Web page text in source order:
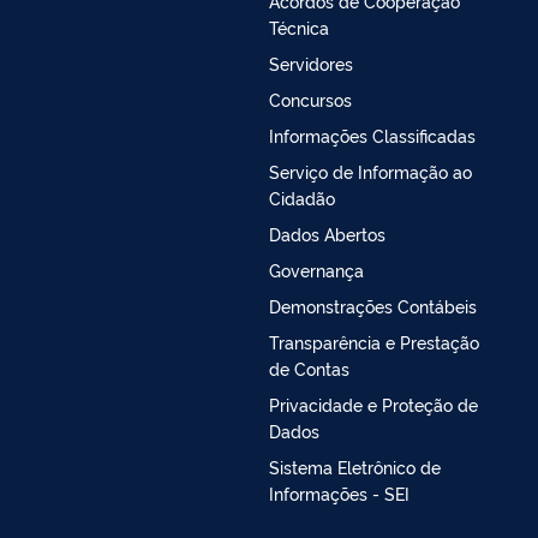
Técnica
Servidores
Concursos
Informações Classificadas
Serviço de Informação ao
Cidadão
Dados Abertos
Governança
Demonstrações Contábeis
Transparência e Prestação
de Contas
Privacidade e Proteção de
Dados
Sistema Eletrônico de
Informações - SEI